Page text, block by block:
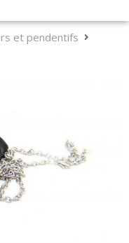
et pendentifs